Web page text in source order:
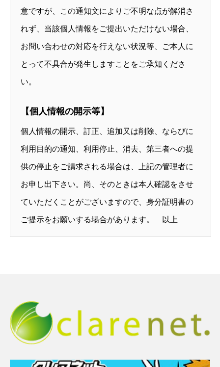
意ですが、この通知文によりご不明な点が解消さ
れず、当該個人情報をご提出いただけない場合、
お問い合わせの対応を行えない状況等、ご本人に
とって不具合が発生しますことをご承知くださ
い。
【個人情報の開示等】
個人情報の開示、訂正、追加又は削除、ならびに
利用目的の通知、利用停止、消去、第三者への提
供の停止をご請求される場合は、上記の管理者に
お申し出下さい。尚、そのときは本人確認をさせ
ていただくことがございますので、身分証明書の
ご提示をお願いする場合があります。 以上